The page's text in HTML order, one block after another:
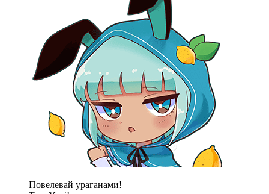
Повелевай ураганами!